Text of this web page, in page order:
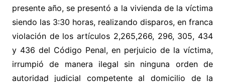
presente año, se presentó a la vivienda de la víctima
siendo las 3:30 horas, realizando disparos, en franca
violación de los artículos 2,265,266, 296, 305, 434
y 436 del Código Penal, en perjuicio de la víctima,
irrumpió de manera ilegal sin ninguna orden de
autoridad judicial competente al domicilio de la